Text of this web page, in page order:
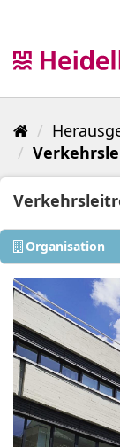
Organisation